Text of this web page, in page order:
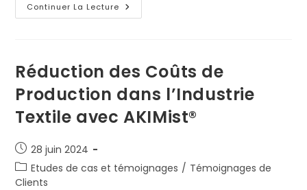
Continuer La Lecture Amélioration
De
La
Maîtrise
De
L’Humidité:
Le
Cas
De
Réduction des Coûts de
Production dans l’Industrie
Textile avec AKIMist®
Publication
publiée :
28 juin 2024
Post
category:
Etudes de cas et témoignages / Témoignages de
Clients